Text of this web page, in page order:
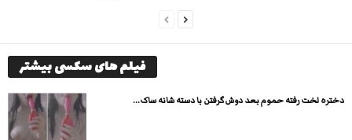
فیلم های سکسی بیشتر
دختره لخت رفته حموم بعد دوش گرفتن با دسته شانه ساک...